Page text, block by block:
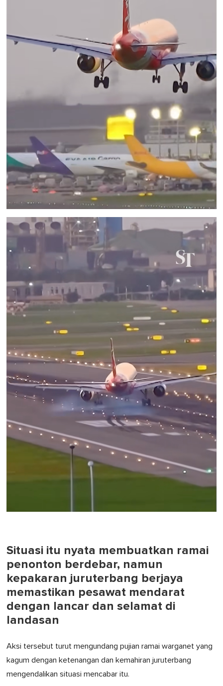
Situasi itu nyata membuatkan ramai
penonton berdebar, namun
kepakaran juruterbang berjaya
memastikan pesawat mendarat
dengan lancar dan selamat di
landasan
Aksi tersebut turut mengundang pujian ramai warganet yang
kagum dengan ketenangan dan kemahiran juruterbang
mengendalikan situasi mencabar itu.